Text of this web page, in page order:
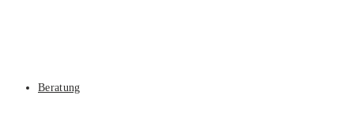
Beratung